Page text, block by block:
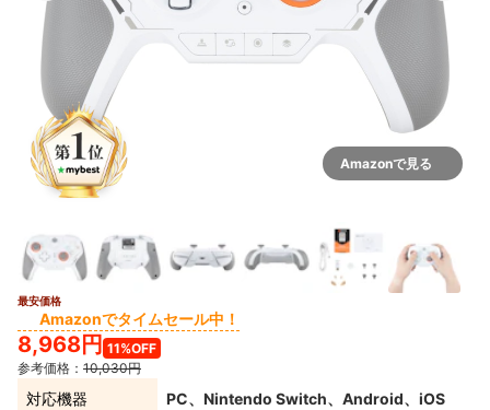
Amazonで見る
最安価格
Amazonでタイムセール中！
8,968円 11%OFF
参考価格： 10,030円
対応機器 PC、Nintendo Switch、Android、iOS